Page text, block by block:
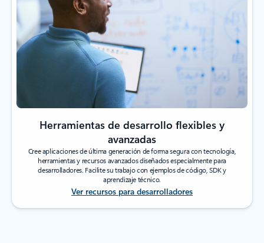
Herramientas de desarrollo flexibles y
avanzadas
Cree aplicaciones de última generación de forma segura con tecnología,
herramientas y recursos avanzados diseñados especialmente para
desarrolladores. Facilite su trabajo con ejemplos de código, SDK y
aprendizaje técnico.
Ver recursos para desarrolladores